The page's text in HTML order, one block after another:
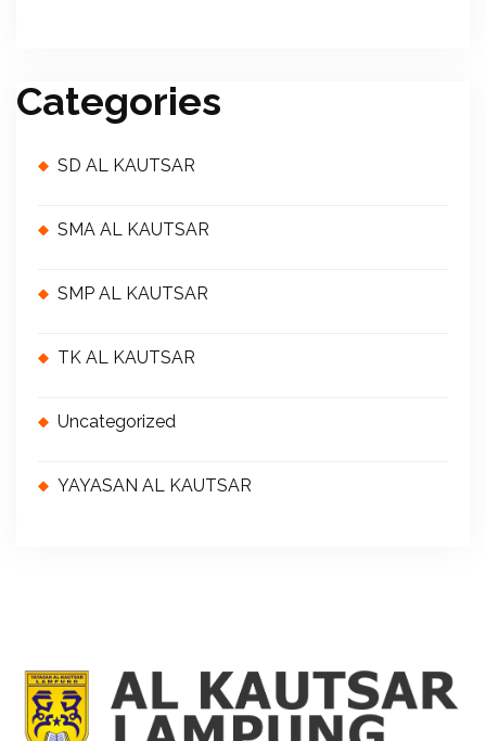
Categories
SD AL KAUTSAR
SMA AL KAUTSAR
SMP AL KAUTSAR
TK AL KAUTSAR
Uncategorized
YAYASAN AL KAUTSAR